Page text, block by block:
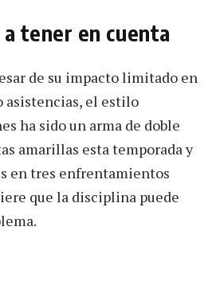
a tener en cuenta
de su impacto limitado en
asistencias, el estilo
ha sido un arma de doble
amarillas esta temporada y
en tres enfrentamientos
que la disciplina puede